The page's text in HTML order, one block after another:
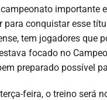
campeonato importante
para conquistar esse
tem jogadores que
focado no
preparado possível
feira, o treino será